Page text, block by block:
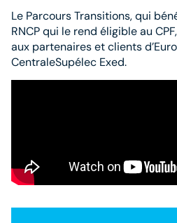
Le Parcours Transitions, qui
RNCP qui le rend éligible au
aux partenaires et clients
CentraleSupélec Exed.